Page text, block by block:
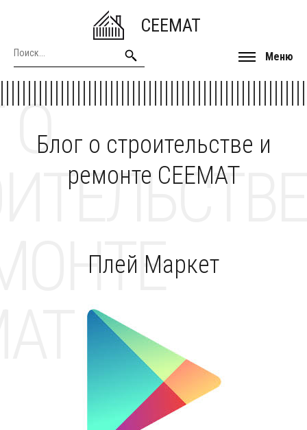
CEEMAT
Меню
Блог о строительстве и
ремонте CEEMAT
О
Плей Маркет